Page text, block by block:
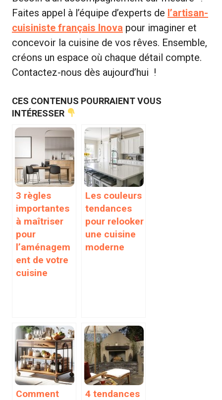
Faites appel à l’équipe d’experts de l’artisan-
cuisiniste français Inova pour imaginer et
concevoir la cuisine de vos rêves. Ensemble,
créons un espace où chaque détail compte.
Contactez-nous dès aujourd’hui !
CES CONTENUS POURRAIENT VOUS
INTÉRESSER
3 règles
importantes
à maîtriser
pour
l’aménagem
ent de votre
cuisine
Les couleurs
tendances
pour relooker
une cuisine
moderne
Comment
4 tendances